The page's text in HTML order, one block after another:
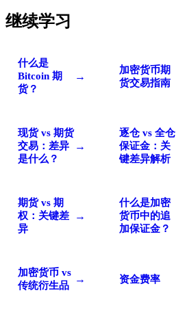
继续学习
什么是
Bitcoin 期
货？
→
加密货币期
货交易指南
现货 vs 期货
交易：差异
是什么？
→
逐仓 vs 全仓
保证金：关
键差异解析
期货 vs 期
权：关键差
异
→
什么是加密
货币中的追
加保证金？
加密货币 vs
传统衍生品
→ 资金费率